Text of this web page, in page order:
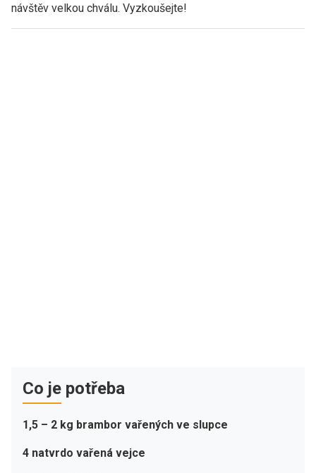
návštěv velkou chválu. Vyzkoušejte!
Co je potřeba
1,5 – 2 kg brambor vařených ve slupce
4 natvrdo vařená vejce